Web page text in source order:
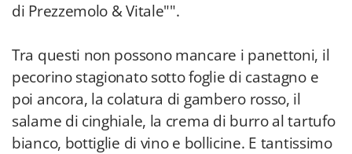
di Prezzemolo & Vitale"".
Tra questi non possono mancare i panettoni, il
pecorino stagionato sotto foglie di castagno e
poi ancora, la colatura di gambero rosso, il
salame di cinghiale, la crema di burro al tartufo
bianco, bottiglie di vino e bollicine. E tantissimo